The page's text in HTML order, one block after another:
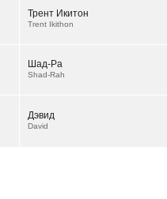
Трент Икитон
Trent Ikithon
Шад-Ра
Shad-Rah
Дэвид
David